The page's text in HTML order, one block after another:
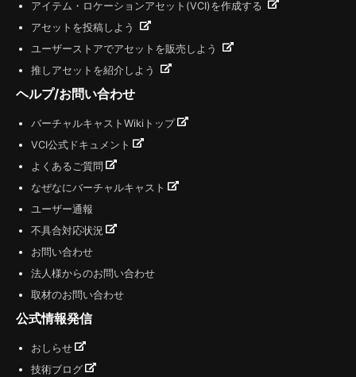
アイテム・ロケーションアセット(VCI)を作成する
アセットを投稿しよう
ユーザーストアでアセットを販売しよう
推しアセットを紹介しよう
ヘルプ/お問い合わせ
バーチャルキャストWikiトップ
VCI公式ドキュメント
よくあるご質問
なぜなにバーチャルキャスト
ユーザー通報
不具合対応状況
お問い合わせ
法人様からのお問い合わせ
取材のお問い合わせ
公式情報発信
おしらせ
技術ブログ